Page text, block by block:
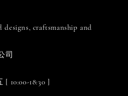
craftsmanship and
司
10:00-18:30 ]